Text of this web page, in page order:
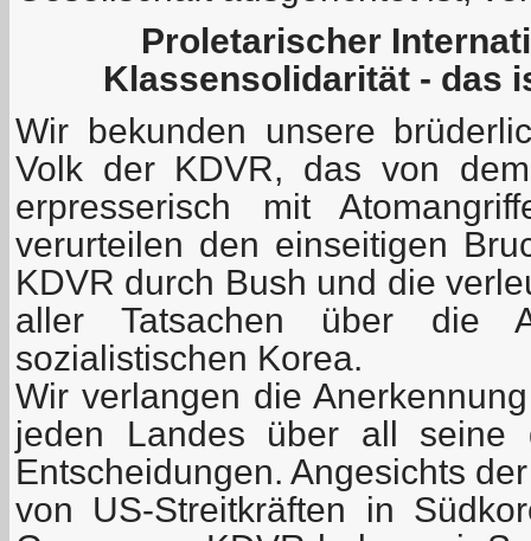
Proletarischer
Klassensolidarität - das
Wir bekunden unsere
Volk der KDVR, das von
erpresserisch mit
verurteilen den einseitigen
KDVR durch Bush und die
aller Tatsachen über die
sozialistischen Korea.
Wir verlangen die
jeden Landes über all seine
Entscheidungen. Angesichts
von US-Streitkräften in